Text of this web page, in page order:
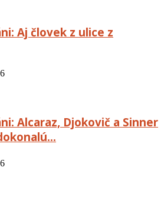
Aj človek z ulice z
Alcaraz, Djokovič a Sinner